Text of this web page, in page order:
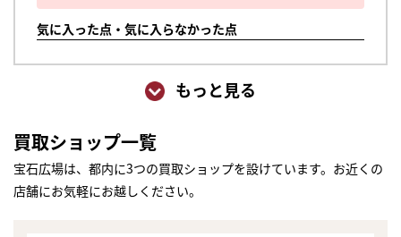
気に入った点・気に入らなかった点
もっと見る
買取ショップ一覧
宝石広場は、都内に3つの買取ショップを設けています。お近くの
店舗にお気軽にお越しください。